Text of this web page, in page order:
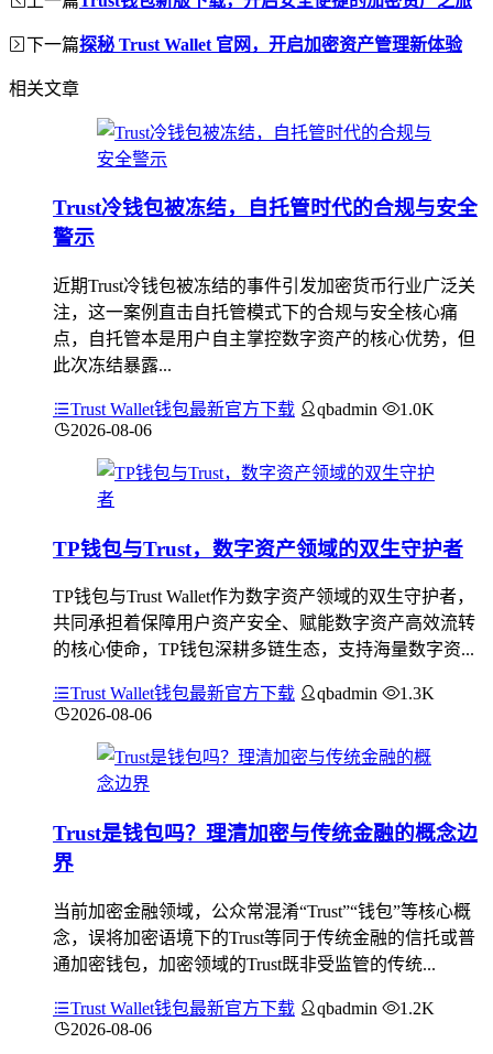
下一篇探秘 Trust Wallet 官网，开启加密资产管理新体验
相关文章
Trust冷钱包被冻结，自托管时代的合规与安全
警示
近期Trust冷钱包被冻结的事件引发加密货币行业广泛关
注，这一案例直击自托管模式下的合规与安全核心痛
点，自托管本是用户自主掌控数字资产的核心优势，但
此次冻结暴露...
Trust Wallet钱包最新官方下载 qbadmin
1.0K
2026-08-06
TP钱包与Trust，数字资产领域的双生守护者
TP钱包与Trust Wallet作为数字资产领域的双生守护者，
共同承担着保障用户资产安全、赋能数字资产高效流转
的核心使命，TP钱包深耕多链生态，支持海量数字资...
Trust Wallet钱包最新官方下载 qbadmin
1.3K
2026-08-06
Trust是钱包吗？理清加密与传统金融的概念边
界
当前加密金融领域，公众常混淆“Trust”“钱包”等核心概
念，误将加密语境下的Trust等同于传统金融的信托或普
通加密钱包，加密领域的Trust既非受监管的传统...
Trust Wallet钱包最新官方下载 qbadmin
1.2K
2026-08-06